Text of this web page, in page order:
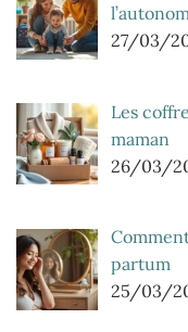
27/03/
Les
maman
26/03/
partum
25/03/